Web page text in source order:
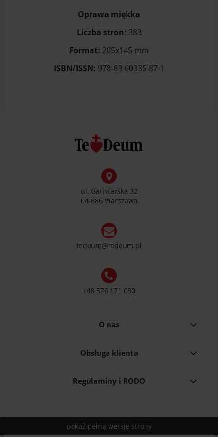
Oprawa miękka
Liczba stron: 383
Format: 205x145 mm
ISBN/ISSN: 978-83-60335-87-1
ul. Garncarska 32
04-886 Warszawa
tedeum@tedeum.pl
+48 576 171 080
O nas
Obsługa klienta
Regulaminy i RODO
pokaż pełną wersję strony